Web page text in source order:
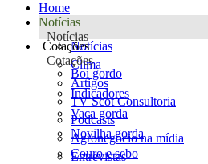
Home
Notícias
Notícias
Notícias
Clima
Artigos
TV Scot Consultoria
Podcasts
Agronegócio na mídia
Entrevistas
Cotações
Cotações
Boi gordo
Indicadores
Vaca gorda
Novilha gorda
Couro e sebo